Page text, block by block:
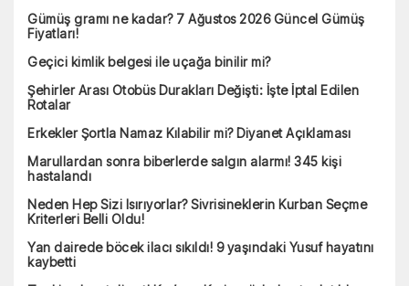
Gümüş gramı ne kadar? 7 Ağustos 2026 Güncel Gümüş
Fiyatları!
Geçici kimlik belgesi ile uçağa binilir mi?
Şehirler Arası Otobüs Durakları Değişti: İşte İptal Edilen
Rotalar
Erkekler Şortla Namaz Kılabilir mi? Diyanet Açıklaması
Marullardan sonra biberlerde salgın alarmı! 345 kişi
hastalandı
Neden Hep Sizi Isırıyorlar? Sivrisineklerin Kurban Seçme
Kriterleri Belli Oldu!
Yan dairede böcek ilacı sıkıldı! 9 yaşındaki Yusuf hayatını
kaybetti